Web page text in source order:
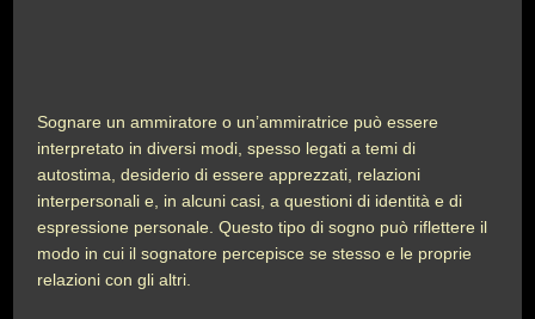
Sognare un ammiratore o un’ammiratrice può essere
interpretato in diversi modi, spesso legati a temi di
autostima, desiderio di essere apprezzati, relazioni
interpersonali e, in alcuni casi, a questioni di identità e di
espressione personale. Questo tipo di sogno può riflettere il
modo in cui il sognatore percepisce se stesso e le proprie
relazioni con gli altri.